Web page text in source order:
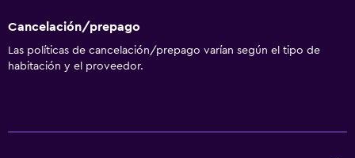
Cancelación/prepago
Las políticas de cancelación/prepago varían según el tipo de
habitación y el proveedor.